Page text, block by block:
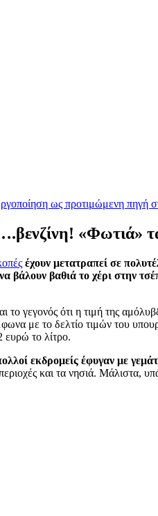
ως προτιμώμενη πηγή
«Φωτιά»
έχουν μετατραπεί σε
βάλουν βαθιά το χέρι στην
το γεγονός ότι η τιμή της
με το δελτίο τιμών του
το λίτρο.
εκδρομείς έφυγαν με
και τα νησιά. Μάλιστα,